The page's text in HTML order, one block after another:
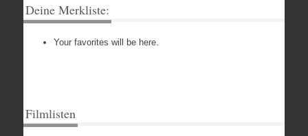
Deine Merkliste:
Your favorites will be here.
Filmlisten